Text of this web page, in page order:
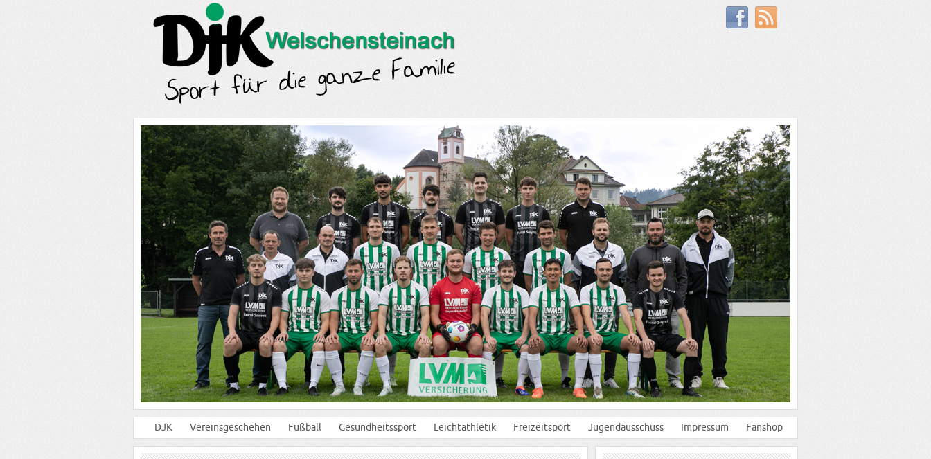
DJK Vereinsgeschehen Fußball Gesundheitssport Leichtathletik Freizeitsport Jugendausschuss Impressum Fanshop